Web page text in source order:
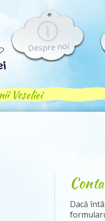
Despre noi
Veseliei
Dacă